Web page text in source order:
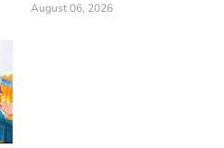
August 06, 2026